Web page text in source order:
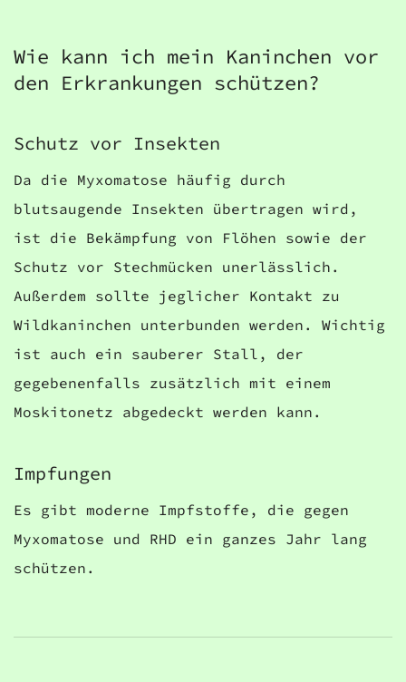
Wie kann ich mein Kaninchen vor
den Erkrankungen schützen?
Schutz vor Insekten
Da die Myxomatose häufig durch
blutsaugende Insekten übertragen wird,
ist die Bekämpfung von Flöhen sowie der
Schutz vor Stechmücken unerlässlich.
Außerdem sollte jeglicher Kontakt zu
Wildkaninchen unterbunden werden. Wichtig
ist auch ein sauberer Stall, der
gegebenenfalls zusätzlich mit einem
Moskitonetz abgedeckt werden kann.
Impfungen
Es gibt moderne Impfstoffe, die gegen
Myxomatose und RHD ein ganzes Jahr lang
schützen.